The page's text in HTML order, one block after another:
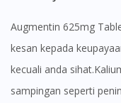
Augmentin 625mg
kesan kepada
kecuali anda
sampingan seperti